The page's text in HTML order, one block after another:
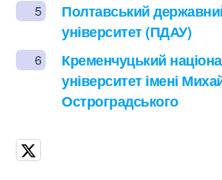
5
Полтавський
університет (ПДАУ)
6
Кременчуцький
університет імені
Остроградського